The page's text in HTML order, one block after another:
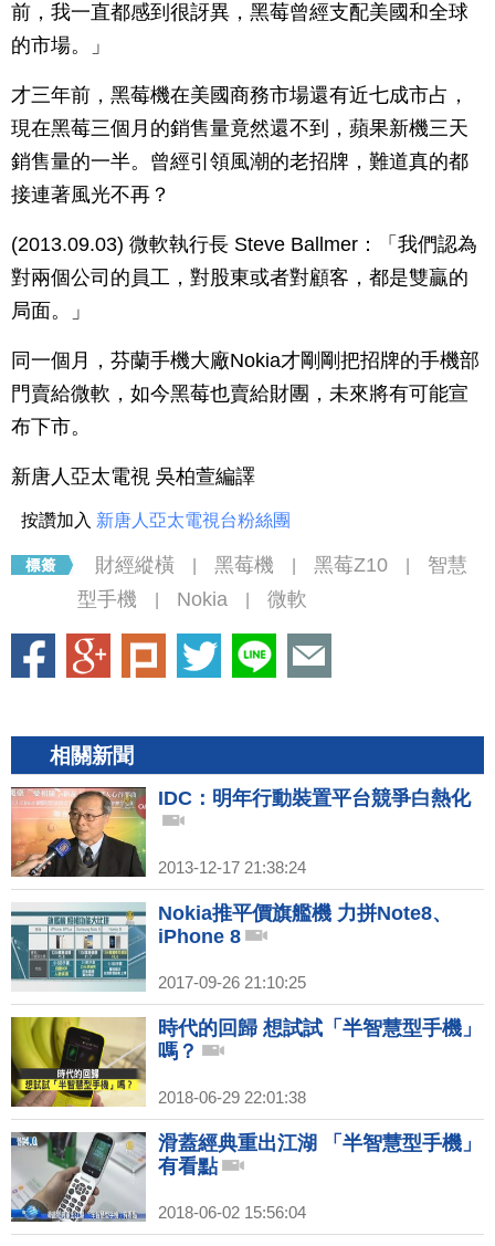
前，我一直都感到很訝異，黑莓曾經支配美國和全球
的市場。」
才三年前，黑莓機在美國商務市場還有近七成市占，
現在黑莓三個月的銷售量竟然還不到，蘋果新機三天
銷售量的一半。曾經引領風潮的老招牌，難道真的都
接連著風光不再？
(2013.09.03) 微軟執行長 Steve Ballmer：「我們認為
對兩個公司的員工，對股東或者對顧客，都是雙贏的
局面。」
同一個月，芬蘭手機大廠Nokia才剛剛把招牌的手機部
門賣給微軟，如今黑莓也賣給財團，未來將有可能宣
布下市。
新唐人亞太電視 吳柏萱編譯
按讚加入 新唐人亞太電視台粉絲團
財經縱橫 黑莓機 黑莓Z10
智慧
型手機
Nokia 微軟
相關新聞
IDC：明年行動裝置平台競爭白熱化
2013-12-17 21:38:24
Nokia推平價旗艦機 力拼Note8、
iPhone 8
2017-09-26 21:10:25
時代的回歸 想試試「半智慧型手機」
嗎？
2018-06-29 22:01:38
滑蓋經典重出江湖 「半智慧型手機」
有看點
2018-06-02 15:56:04